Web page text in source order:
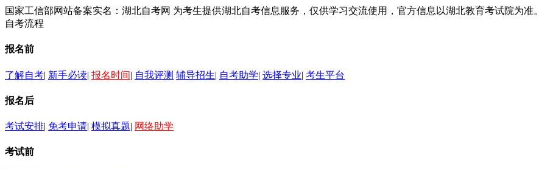
国家工信部网站备案实名：湖北自考网 为考生提供湖北自考信息服务，仅供学习交流使用，官方信息以湖北教育考试院为准。
自考流程
报名前
了解自考| 新手必读| 报名时间| 自我评测 辅导招生| 自考助学| 选择专业| 考生平台
报名后
考试安排| 免考申请| 模拟真题| 网络助学
考试前